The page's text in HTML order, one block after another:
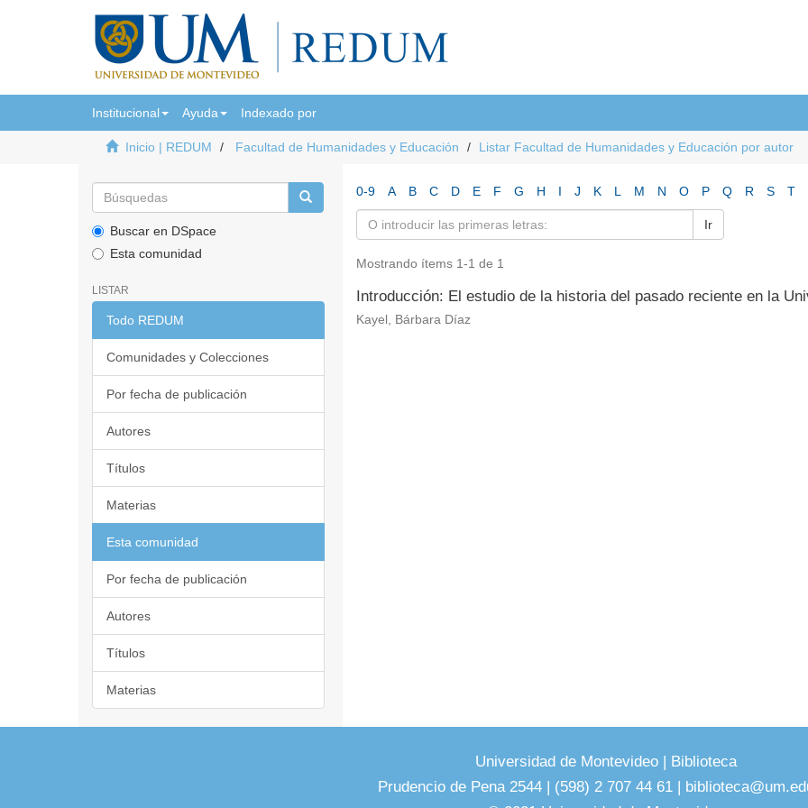
Institucional Ayuda Indexado por
Inicio | REDUM Facultad de Humanidades y Educación Listar Facultad de Humanidades y Educación por autor
Buscar en DSpace
Esta comunidad
LISTAR
Todo REDUM
Comunidades y Colecciones
Por fecha de publicación
Autores
Títulos
Materias
Esta comunidad
Por fecha de publicación
Autores
Títulos
Materias
0-9 A B C D E F G H I J K L M N O P Q R S T
Ir
Mostrando ítems 1-1 de 1
Introducción: El estudio de la historia del pasado reciente en la
Kayel, Bárbara Díaz
Universidad de Montevideo | Biblioteca
Prudencio de Pena 2544 | (598) 2 707 44 61 |